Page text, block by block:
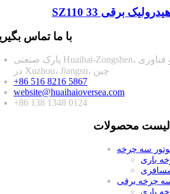
با ما تماس
پارک صنعتی Huaihai-Zongshen، منطقه توسعه اقتصاد و فناوری
در Xuzhou، Jiangsu، چین
+86 516 8216 5867
website@huaihaioversea.com
+86 138 1348 0124
لیست محصولات
سه چرخه
باری
چرخه برقی
باری